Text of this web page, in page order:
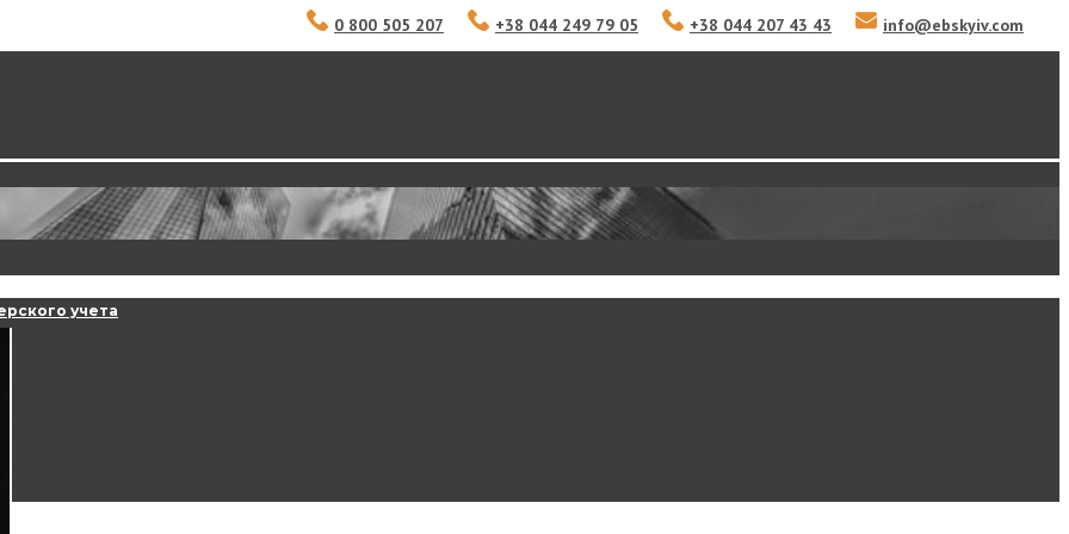
0 800 505 207 +38 044 249 79 05 +38 044 207 43 43 info@ebskyiv.com
учета